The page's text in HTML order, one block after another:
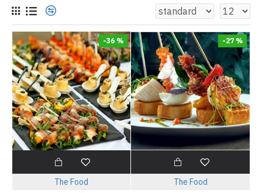
-36 %
The Food
-27 %
The Food